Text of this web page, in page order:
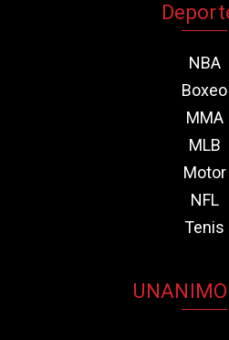
NBA
Boxeo
MMA
MLB
Motor
NFL
Tenis